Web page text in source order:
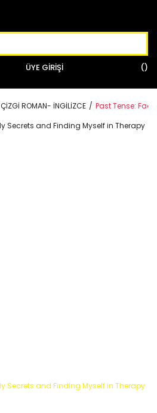
ÜYE GİRİŞİ
ÇİZGİ ROMAN- İNGİLİZCE Past Tense: